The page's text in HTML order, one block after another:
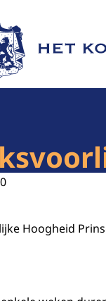
homepage van Het
Hoogheid